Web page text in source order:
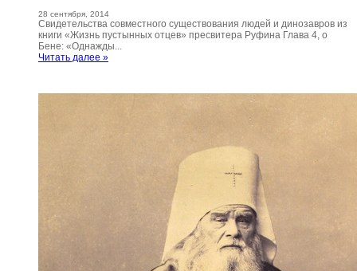
28 сентября, 2014
Свидетельства совместного существования людей и динозавров из
книги «Жизнь пустынных отцев» пресвитера Руфина Глава 4, о
Бене: «Однажды...
Читать далее »